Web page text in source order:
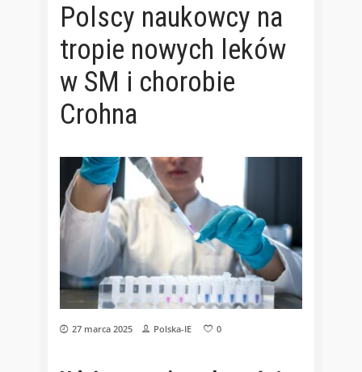
Polscy naukowcy na
tropie nowych leków
w SM i chorobie
Crohna
27 marca 2025 Polska-IE 0